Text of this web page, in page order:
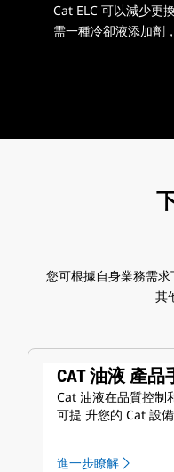
Cat ELC 可以減少更
需一種冷卻液添加劑
您可根據自身業務需
其
CAT 油液 產品
Cat 油液在品質控制
可提 升您的 Cat 設
進一步瞭解